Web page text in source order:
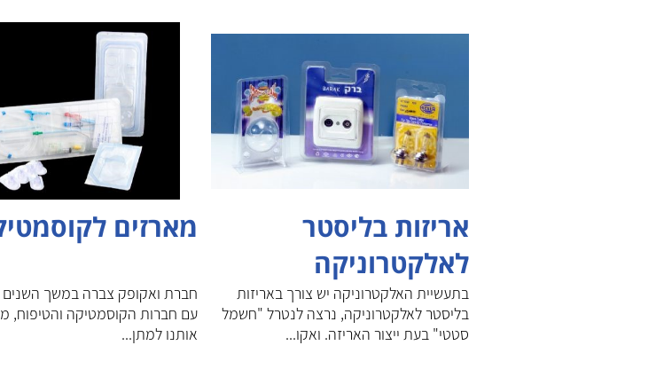
אריזות בליסטר
לאלקטרוניקה
בתעשיית האלקטרוניקה יש צורך באריזות
בליסטר לאלקטרוניקה, נרצה לנטרל "חשמל
סטטי" בעת ייצור האריזה. ואקו...
מארזים
חברת ואקופק צברה במשך השנים
עם חברות הקוסמטיקה והטיפוח,
אותנו למתן...